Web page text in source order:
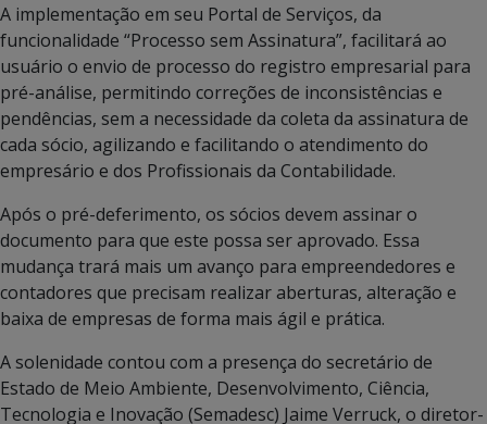
A implementação em seu Portal de Serviços, da
funcionalidade “Processo sem Assinatura”, facilitará ao
usuário o envio de processo do registro empresarial para
pré-análise, permitindo correções de inconsistências e
pendências, sem a necessidade da coleta da assinatura de
cada sócio, agilizando e facilitando o atendimento do
empresário e dos Profissionais da Contabilidade.
Após o pré-deferimento, os sócios devem assinar o
documento para que este possa ser aprovado. Essa
mudança trará mais um avanço para empreendedores e
contadores que precisam realizar aberturas, alteração e
baixa de empresas de forma mais ágil e prática.
A solenidade contou com a presença do secretário de
Estado de Meio Ambiente, Desenvolvimento, Ciência,
Tecnologia e Inovação (Semadesc) Jaime Verruck, o diretor-